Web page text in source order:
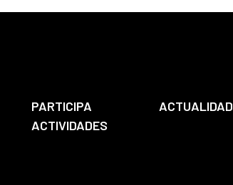
PARTICIPA
ACTUALIDAD
ACTIVIDADES